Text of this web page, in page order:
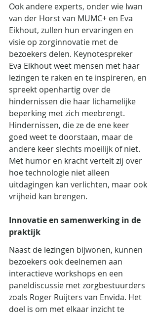
Ook andere experts, onder wie Iwan
van der Horst van MUMC+ en Eva
Eikhout, zullen hun ervaringen en
visie op zorginnovatie met de
bezoekers delen. Keynotespreker
Eva Eikhout weet mensen met haar
lezingen te raken en te inspireren, en
spreekt openhartig over de
hindernissen die haar lichamelijke
beperking met zich meebrengt.
Hindernissen, die ze de ene keer
goed weet te doorstaan, maar de
andere keer slechts moeilijk of niet.
Met humor en kracht vertelt zij over
hoe technologie niet alleen
uitdagingen kan verlichten, maar ook
vrijheid kan brengen.
Innovatie en samenwerking in de
praktijk
Naast de lezingen bijwonen, kunnen
bezoekers ook deelnemen aan
interactieve workshops en een
paneldiscussie met zorgbestuurders
zoals Roger Ruijters van Envida. Het
doel is om met elkaar inzicht te